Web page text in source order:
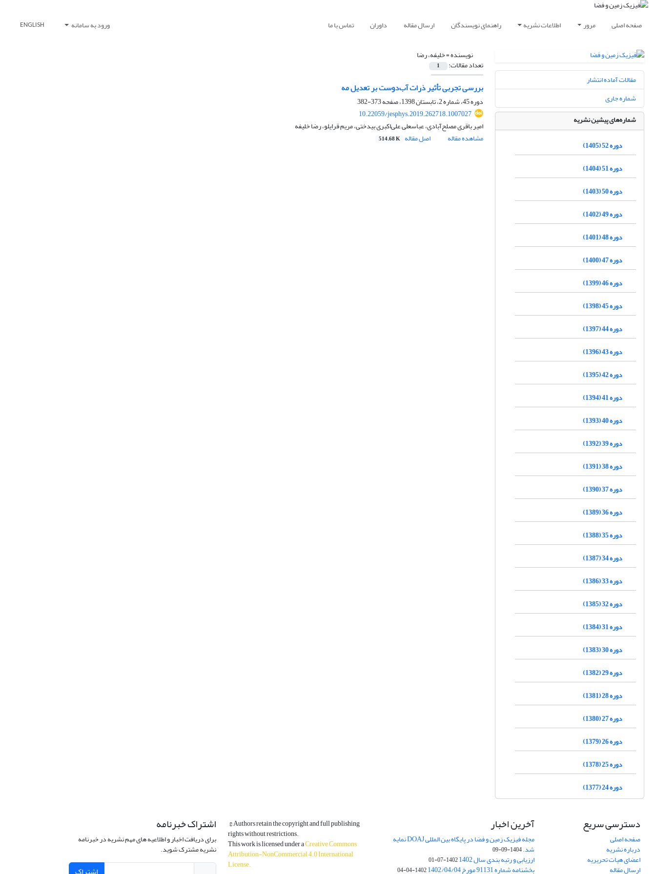
صفحه اصلی مرور اطلاعات نشریه راهنمای نویسندگان ارسال مقاله داوران تماس با ما ورود به سامانه ENGLISH
نویسنده =خلیفه، رضا
تعداد مقالات: 1
بررسی تجربی تأثیر ذرات آب‌دوست بر تعدیل مه
دوره 45، شماره 2، تابستان 1398، صفحه
373-382
10.22059/jesphys.2019.262718.1007027
امیر باقری مصلح‌آبادی، عباسعلی علی‌اکبری بیدختی، مریم قرایلو، رضا خلیفه
مشاهده مقاله
اصل مقاله 514.68 K
مقالات آماده انتشار
شماره جاری
شماره‌های پیشین نشریه
دوره 52 (1405)
دوره 51 (1404)
دوره 50 (1403)
دوره 49 (1402)
دوره 48 (1401)
دوره 47 (1400)
دوره 46 (1399)
دوره 45 (1398)
دوره 44 (1397)
دوره 43 (1396)
دوره 42 (1395)
دوره 41 (1394)
دوره 40 (1393)
دوره 39 (1392)
دوره 38 (1391)
دوره 37 (1390)
دوره 36 (1389)
دوره 35 (1388)
دوره 34 (1387)
دوره 33 (1386)
دوره 32 (1385)
دوره 31 (1384)
دوره 30 (1383)
دوره 29 (1382)
دوره 28 (1381)
دوره 27 (1380)
دوره 26 (1379)
دوره 25 (1378)
دوره 24 (1377)
دسترسی سریع
صفحه اصلی
درباره نشریه
اعضای هیات تحریریه
ارسال مقاله
آخرین اخبار
مجله فیزیک زمین و فضا در پایگاه بین المللی DOAJ نمایه
شد.1404-09-09
ارزیابی و رتبه بندی سال 1402 1402-07-01
بخشنامه شماره 91131 مورخ 1402/04/04 1402-04-04
© Authors retain the copyright and full publishing
rights without restrictions.
This work is licensed under aCreative Commons
Attribution-NonCommercial 4.0 International
License.
اشتراک خبرنامه
برای دریافت اخبار و اطلاعیه های مهم نشریه در خبرنامه
نشریه مشترک شوید.